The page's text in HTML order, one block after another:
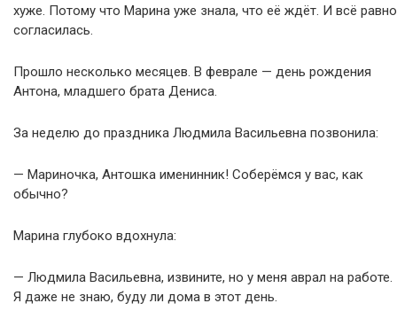
хуже. Потому что Марина уже знала, что её ждёт. И всё равно
согласилась.
Прошло несколько месяцев. В феврале — день рождения
Антона, младшего брата Дениса.
За неделю до праздника Людмила Васильевна позвонила:
— Мариночка, Антошка именинник! Соберёмся у вас, как
обычно?
Марина глубоко вдохнула:
— Людмила Васильевна, извините, но у меня аврал на работе.
Я даже не знаю, буду ли дома в этот день.